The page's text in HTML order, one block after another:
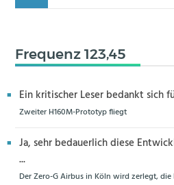
Frequenz 123,45
Ein kritischer Leser bedankt sich
Zweiter H160M-Prototyp fliegt
Ja, sehr bedauerlich diese
...
Der Zero-G Airbus in Köln wird zerlegt,